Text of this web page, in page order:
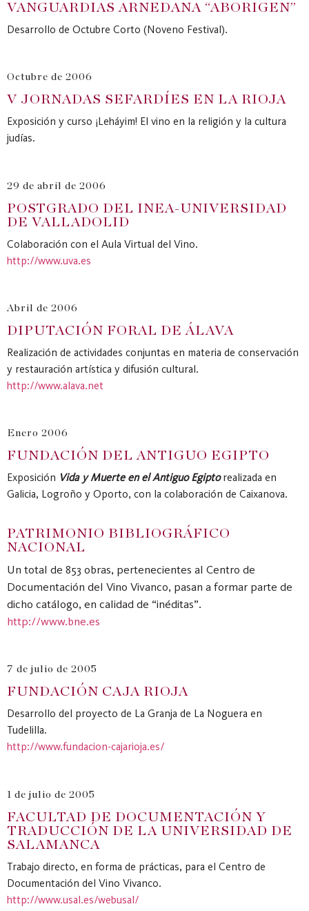
VANGUARDIAS ARNEDANA “ABORIGEN”
Desarrollo de Octubre Corto (Noveno Festival).
Octubre de 2006
V JORNADAS SEFARDÍES EN LA RIOJA
Exposición y curso ¡Leháyim! El vino en la religión y la cultura
judías.
29 de abril de 2006
POSTGRADO DEL INEA-UNIVERSIDAD
DE VALLADOLID
Colaboración con el Aula Virtual del Vino.
http://www.uva.es
Abril de 2006
DIPUTACIÓN FORAL DE ÁLAVA
Realización de actividades conjuntas en materia de conservación
y restauración artística y difusión cultural.
http://www.alava.net
Enero 2006
FUNDACIÓN DEL ANTIGUO EGIPTO
Exposición Vida y Muerte en el Antiguo Egiptorealizada en
Galicia, Logroño y Oporto, con la colaboración de Caixanova.
PATRIMONIO BIBLIOGRÁFICO
NACIONAL
Un total de 853 obras, pertenecientes al Centro de
Documentación del Vino Vivanco, pasan a formar parte de
dicho catálogo, en calidad de “inéditas”.
http://www.bne.es
7 de julio de 2005
FUNDACIÓN CAJA RIOJA
Desarrollo del proyecto de La Granja de La Noguera en
Tudelilla.
http://www.fundacion-cajarioja.es/
1 de julio de 2005
FACULTAD DE DOCUMENTACIÓN Y
TRADUCCIÓN DE LA UNIVERSIDAD DE
SALAMANCA
Trabajo directo, en forma de prácticas, para el Centro de
Documentación del Vino Vivanco.
http://www.usal.es/webusal/